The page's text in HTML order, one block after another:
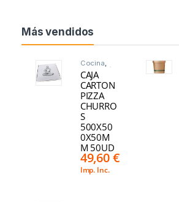
Más vendidos
Cocina
Hostelería
Menaje
Para llevar
CAJA
CARTON
PIZZA
CHURRO
S
500X50
0X50M
M 50UD
49,60€
Imp. Inc.